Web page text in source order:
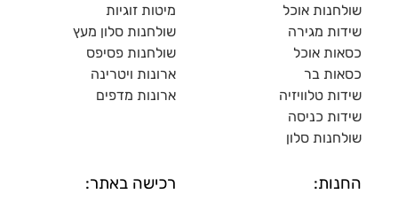
שולחנות אוכל
שידות מגירה
כסאות אוכל
כסאות בר
שידות טלוויזיה
שידות כניסה
שולחנות סלון
מיטות זוגיות
שולחנות סלון מעץ
שולחנות פסיפס
ארונות ויטרינה
ארונות מדפים
החנות: רכישה באתר: